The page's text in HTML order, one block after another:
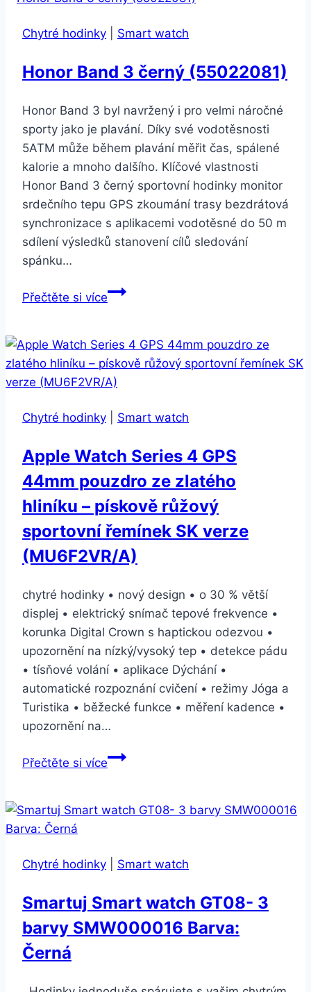
Chytré hodinky Smart watch
Honor Band 3 černý (55022081)
Honor Band 3 byl navržený i pro velmi náročné
sporty jako je plavání. Díky své vodotěsnosti
5ATM může během plavání měřit čas, spálené
kalorie a mnoho dalšího. Klíčové vlastnosti
Honor Band 3 černý sportovní hodinky monitor
srdečního tepu GPS zkoumání trasy bezdrátová
synchronizace s aplikacemi vodotěsné do 50 m
sdílení výsledků stanovení cílů sledování
spánku…
Přečtěte si víceHonor
černý
(55022081)
Chytré hodinky Smart watch
Apple Watch Series 4 GPS
44mm pouzdro ze zlatého
hliníku – pískově růžový
sportovní řemínek SK verze
(MU6F2VR/A)
chytré hodinky • nový design • o 30 % větší
displej • elektrický snímač tepové frekvence •
korunka Digital Crown s haptickou odezvou •
upozornění na nízký/vysoký tep • detekce pádu
• tísňové volání • aplikace Dýchání •
automatické rozpoznání cvičení • režimy Jóga a
Turistika • běžecké funkce • měření kadence •
upozornění na…
Přečtěte si víceApple
4
pouzdro
zlatého
hliníku
Chytré hodinky Smart watch
Smartuj Smart watch GT08- 3
barvy SMW000016 Barva:
Černá